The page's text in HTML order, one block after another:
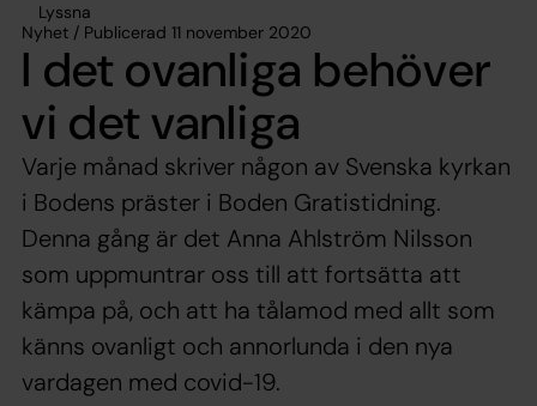
Lyssna
Nyhet / Publicerad 11 november 2020
I det ovanliga behöver
vi det vanliga
Varje månad skriver någon av Svenska kyrkan
i Bodens präster i Boden Gratistidning.
Denna gång är det Anna Ahlström Nilsson
som uppmuntrar oss till att fortsätta att
kämpa på, och att ha tålamod med allt som
känns ovanligt och annorlunda i den nya
vardagen med covid-19.